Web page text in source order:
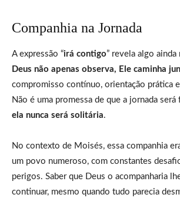
Companhia na Jornada
A expressão “irá contigo” revela algo ainda
Deus não apenas observa, Ele caminha
compromisso contínuo, orientação prática
Não é uma promessa de que a jornada será
ela nunca será solitária.
No contexto de Moisés, essa companhia
um povo numeroso, com constantes
perigos. Saber que Deus o acompanharia
continuar, mesmo quando tudo parecia